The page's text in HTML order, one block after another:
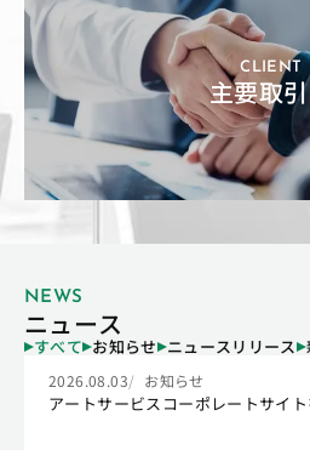
CLIENT
主要取
NEWS
ニュース
すべて お知らせ ニュースリリース
2026.08.03 お知らせ
アートサービスコーポレートサイ